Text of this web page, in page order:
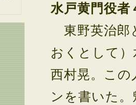
水戸黄門役
東野英治郎
おくとして
西村晃。こ
ンを書いた